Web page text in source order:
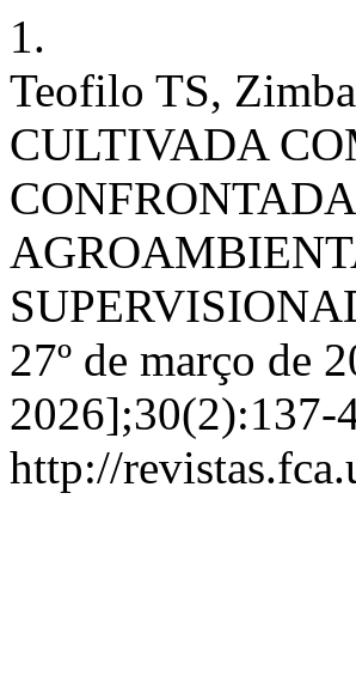
1.
Teofilo TS,
CULTIVADA
27º de março de
2026];30(2):137-
http://